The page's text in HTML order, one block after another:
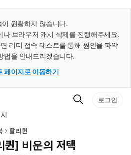
이 원활하지 않습니다.
브라우저 캐시 삭제를 진행해주세요.
리디 접속 테스트를 통해 원인을 파악
법을 안내드리겠습니다.
페이지로 이동하기
검
로그인
할리퀸
퀸] 비운의 저택